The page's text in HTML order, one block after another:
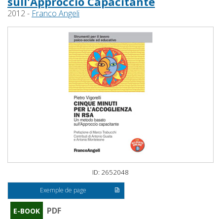
2012 - Franco Angeli
ID: 2652048
Exemple de page
E-BOOK
PDF